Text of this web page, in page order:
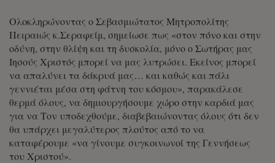
Ολοκληρώνοντας ο Σεβασμιώτατος Μητροπολίτης
Πειραιώς κ.Σεραφείμ, σημείωσε πως «στον πόνο και στην
οδύνη, στην θλίψη και τη δυσκολία, μόνο ο Σωτήρας μας
Ιησούς Χριστός μπορεί να μας λυτρώσει. Εκείνος μπορεί
να απαλύνει τα δάκρυά μας… και καθώς και πάλι
γεννιέται μέσα στη φάτνη του κόσμου», παρακάλεσε
θερμά όλους, να δημιουργήσουμε χώρο στην καρδιά μας
για να Τον υποδεχθούμε, διαβεβαιώνοντας όλους ότι δεν
θα υπάρχει μεγαλύτερος πλούτος από το να
καταφέρουμε «να γίνουμε συγκοινωνοί της Γεννήσεως
του Χριστού».